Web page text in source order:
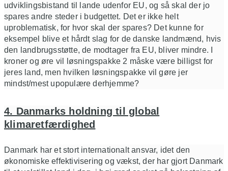
udviklingsbistand til lande udenfor EU, og så skal der jo
spares andre steder i budgettet. Det er ikke helt
uproblematisk, for hvor skal der spares? Det kunne for
eksempel blive et hårdt slag for de danske landmænd, hvis
den landbrugsstøtte, de modtager fra EU, bliver mindre. I
kroner og øre vil løsningspakke 2 måske være billigst for
jeres land, men hvilken løsningspakke vil gøre jer
mindst/mest upopulære derhjemme?
4. Danmarks holdning til global
klimaretfærdighed
Danmark har et stort internationalt ansvar, idet den
økonomiske effektivisering og vækst, der har gjort Danmark